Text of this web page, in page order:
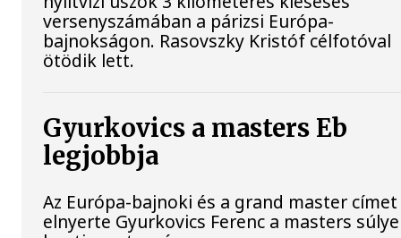
versenyszámában a párizsi Európa-
bajnokságon. Rasovszky Kristóf célfotóval
ötödik lett.
Gyurkovics a masters Eb
legjobbja
Az Európa-bajnoki és a grand master
elnyerte Gyurkovics Ferenc a masters